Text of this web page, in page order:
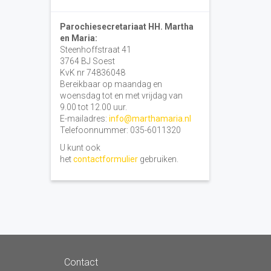
Parochiesecretariaat HH. Martha
en Maria:
Steenhoffstraat 41
3764 BJ Soest
KvK nr 74836048
Bereikbaar op maandag en
woensdag tot en met vrijdag van
9.00 tot 12.00 uur.
E-mailadres: info@marthamaria.nl
Telefoonnummer: 035-6011320
U kunt ook
hetcontactformuliergebruiken.
Contact